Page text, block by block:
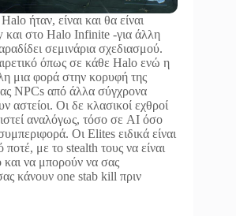
ήταν, είναι και θα είναι
και στο Halo Infinite -για άλλη
σεμινάρια σχεδιασμού.
όπως σε κάθε Halo ενώ η
μια φορά στην κορυφή της
NPCs από άλλα σύγχρονα
αστείοι. Oι δε κλασικοί εχθροί
αναλόγως, τόσο σε AI όσο
Οι Elites ειδικά είναι
ποτέ, με το stealth τους να είναι
να μπορούν να σας
κάνουν one stab kill πριν